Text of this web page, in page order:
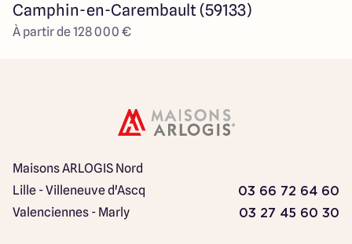
Camphin-en-Carembault (59133)
À partir de 128 000 €
Maisons ARLOGIS Nord
Lille - Villeneuve d'Ascq
03 66 72 64 60
Valenciennes - Marly 03 27 45 60 30